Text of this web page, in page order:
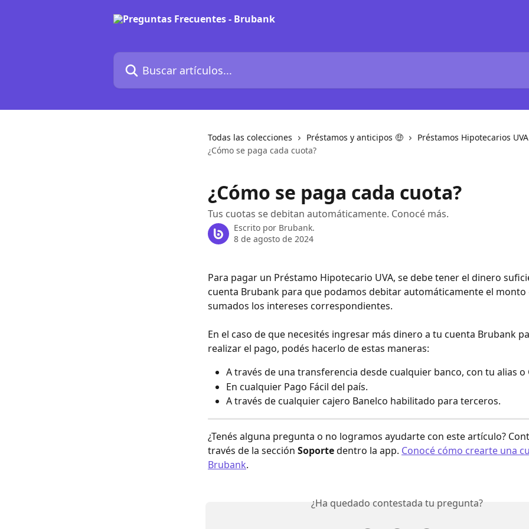
Buscar artículos...
Todas las colecciones Préstamos y anticipos 🤑
Préstamos Hipotecarios UVA
¿Cómo se paga cada cuota?
¿Cómo se paga cada cuota?
Tus cuotas se debitan automáticamente. Conocé más.
Escrito por Brubank.
8 de agosto de 2024
Para pagar un Préstamo Hipotecario UVA, se debe tener el dinero
cuenta Brubank para que podamos debitar automáticamente el
sumados los intereses correspondientes.
En el caso de que necesités ingresar más dinero a tu cuenta Brubank
realizar el pago, podés hacerlo de estas maneras:
A través de una transferencia desde cualquier banco, con tu alias o
En cualquier Pago Fácil del país.
A través de cualquier cajero Banelco habilitado para terceros.
¿Tenés alguna pregunta o no logramos ayudarte con este artículo?
través de la sección Soporte dentro la app. Conocé cómo crearte una
Brubank.
¿Ha quedado contestada tu pregunta?